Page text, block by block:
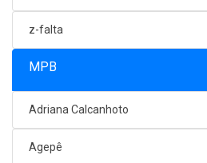
z-falta
MPB
Adriana Calcanhoto
Agepê